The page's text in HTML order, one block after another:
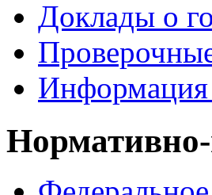
Доклады о
Информация
Нормативно-